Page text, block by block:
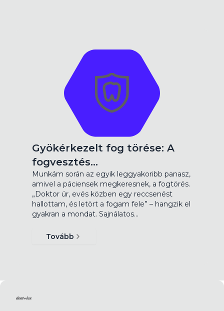
Gyökérkezelt fog törése: A
fogvesztés…
Munkám során az egyik leggyakoribb panasz,
amivel a páciensek megkeresnek, a fogtörés.
„Doktor úr, evés közben egy reccsenést
hallottam, és letört a fogam fele” – hangzik el
gyakran a mondat. Sajnálatos…
Tovább